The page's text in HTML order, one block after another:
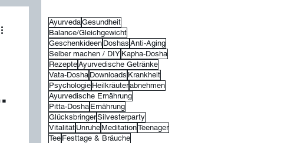
AyurvedaGesundheit
Balance/Gleichgewicht
Geschenkideen Doshas Anti-Aging
Selber machen / DIY Kapha-Dosha
RezepteAyurvedische Getränke
Vata-Dosha Downloads Krankheit
Psychologie Heilkräuterabnehmen
Ayurvedische Ernährung
Pitta-Dosha Ernährung
GlücksbringerSilvesterparty
Vitalität Unruhe MeditationTeenager
Tee Festtage & Bräuche